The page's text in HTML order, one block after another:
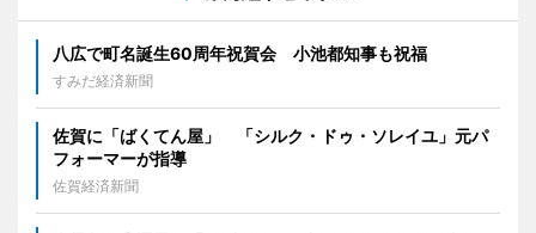
八広で町名誕生60周年祝賀会 小池都知事も祝福
すみだ経済新聞
佐賀に「ばくてん屋」 「シルク・ドゥ・ソレイユ」元パ
フォーマーが指導
佐賀経済新聞